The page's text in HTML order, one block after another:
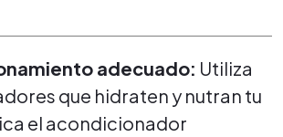
adecuado: Utiliza
que hidraten y nutran tu
el acondicionador